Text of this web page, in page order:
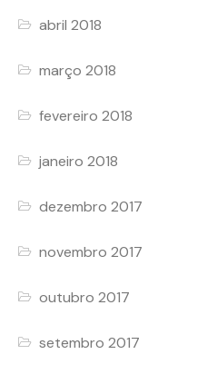
abril 2018
março 2018
fevereiro 2018
janeiro 2018
dezembro 2017
novembro 2017
outubro 2017
setembro 2017